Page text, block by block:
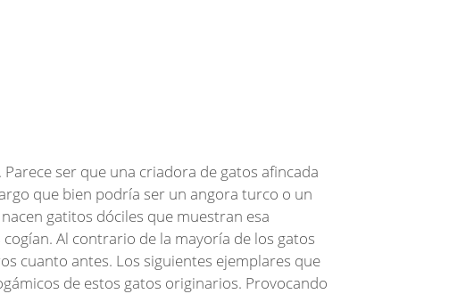
ser que una criadora de gatos afincada
que bien podría ser un angora turco o un
gatitos dóciles que muestran esa
Al contrario de la mayoría de los gatos
cuanto antes. Los siguientes ejemplares que
de estos gatos originarios. Provocando